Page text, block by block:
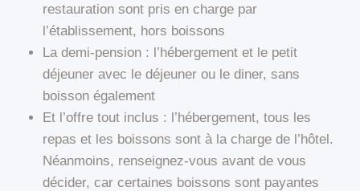
restauration sont pris en charge par
l’établissement, hors boissons
La demi-pension : l’hébergement et le petit
déjeuner avec le déjeuner ou le diner, sans
boisson également
Et l’offre tout inclus : l’hébergement, tous les
repas et les boissons sont à la charge de l’hôtel.
Néanmoins, renseignez-vous avant de vous
décider, car certaines boissons sont payantes